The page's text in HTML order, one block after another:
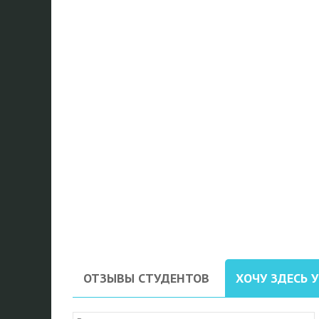
ОТЗЫВЫ СТУДЕНТОВ ХОЧУ ЗДЕСЬ